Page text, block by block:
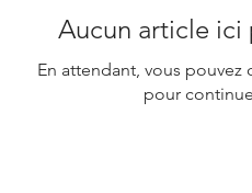
Aucun article
En attendant, vous
pour